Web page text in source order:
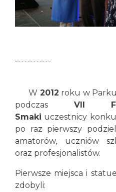
------------
W 2012 roku w
podczas VII
Smaki uczestnicy
po raz pierwszy
amatorów, uczniów
oraz profesjonalistów.
Pierwsze miejsca i
zdobyli: